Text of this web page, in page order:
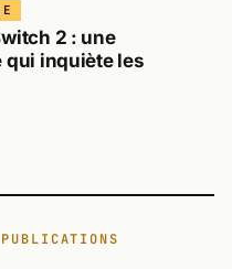
2 : une
inquiète les